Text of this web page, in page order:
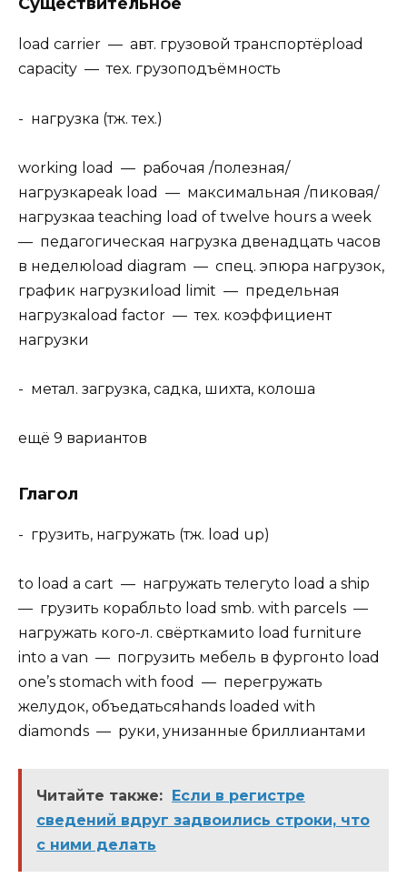
Существительное
load carrier — авт. грузовой транспортёрload
capacity — тех. грузоподъёмность
- нагрузка (тж. тех.)
working load — рабочая /полезная/
нагрузкаpeak load — максимальная /пиковая/
нагрузкаa teaching load of twelve hours a week
— педагогическая нагрузка двенадцать часов
в неделюload diagram — спец. эпюра нагрузок,
график нагрузкиload limit — предельная
нагрузкаload factor — тех. коэффициент
нагрузки
- метал. загрузка, садка, шихта, колоша
ещё 9 вариантов
Глагол
- грузить, нагружать (тж. load up)
to load a cart — нагружать телегуto load a ship
— грузить корабльto load smb. with parcels —
нагружать кого-л. свёрткамиto load furniture
into a van — погрузить мебель в фургонto load
one’s stomach with food — перегружать
желудок, объедатьсяhands loaded with
diamonds — руки, унизанные бриллиантами
Читайте также: Если в регистре
сведений вдруг задвоились строки, что
с ними делать